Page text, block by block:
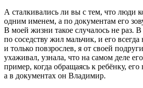
А сталкивались ли вы с тем, что люди
одним именем, а по документам его
В моей жизни такое случалось не раз. В
по соседству жил мальчик, и его
и только повзрослев, я от своей
ухаживал, узнала, что на самом деле
пример, когда обращаясь к ребёнку, его
а в документах он Владимир.